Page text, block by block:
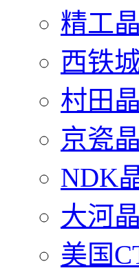
精工
西铁
村田
京瓷
NDK
大河
美国